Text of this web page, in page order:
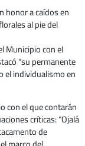
honor a caídos en
al pie del
Municipio con el
“su permanente
el individualismo en
con el que contarán
críticas: “Ojalá
de